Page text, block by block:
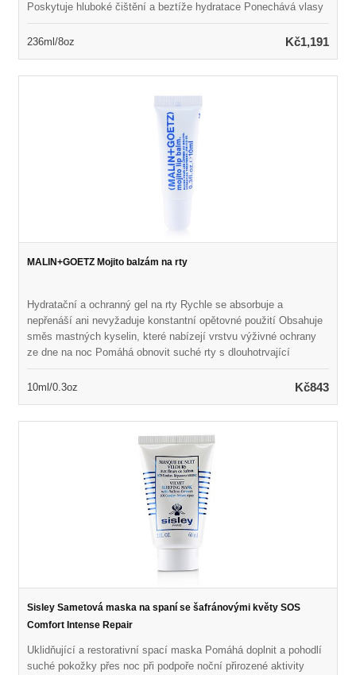
Poskytuje hluboké čištění a beztíže hydratace Ponechává vlasy
světlou, svěží vůní Neroli & Basil
236ml/8oz Kč1,191
MALIN+GOETZ Mojito balzám na rty
Hydratační a ochranný gel na rty Rychle se absorbuje a
nepřenáší ani nevyžaduje konstantní opětovné použití Obsahuje
směs mastných kyselin, které nabízejí vrstvu výživné ochrany
ze dne na noc Pomáhá obnovit suché rty s dlouhotrvající
orosené a doplňované Vegan & Cruelty Free
10ml/0.3oz Kč843
Sisley Sametová maska na spaní se šafránovými květy SOS
Comfort Intense Repair
Uklidňující a restorativní spací maska Pomáhá doplnit a pohodlí
suché pokožky přes noc při podpoře noční přirozené aktivity